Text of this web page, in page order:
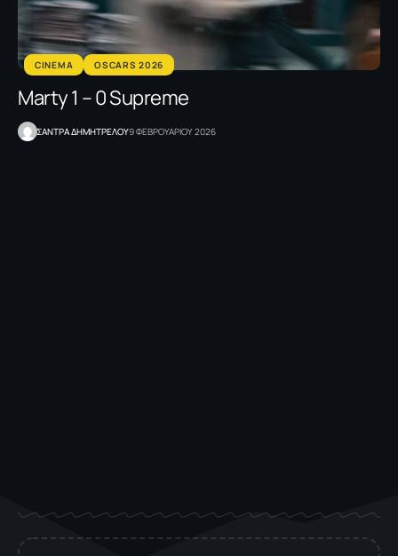
CINEMA OSCARS 2026
Marty 1 – 0 Supreme
ΣΑΝΤΡΑ ΔΗΜΗΤΡΕΛΟΥ9 ΦΕΒΡΟΥΑΡΙΟΥ 2026